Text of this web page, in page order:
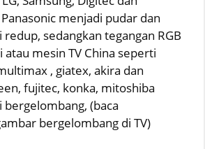
menjadi pudar dan
sedangkan tegangan RGB
atau mesin TV China seperti
, giatex, akira dan
fujitec, konka, mitoshiba
(baca
bergelombang di TV)